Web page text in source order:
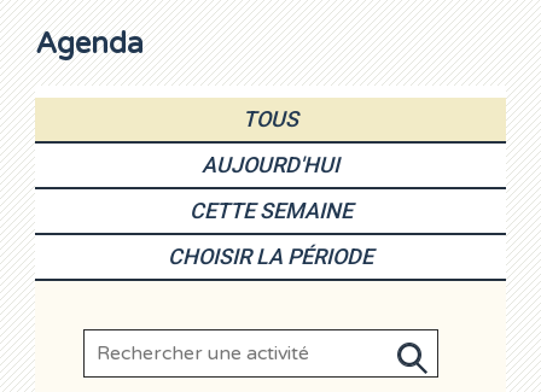
Contacts
Agenda
TOUS
AUJOURD'HUI
CETTE SEMAINE
CHOISIR LA PÉRIODE